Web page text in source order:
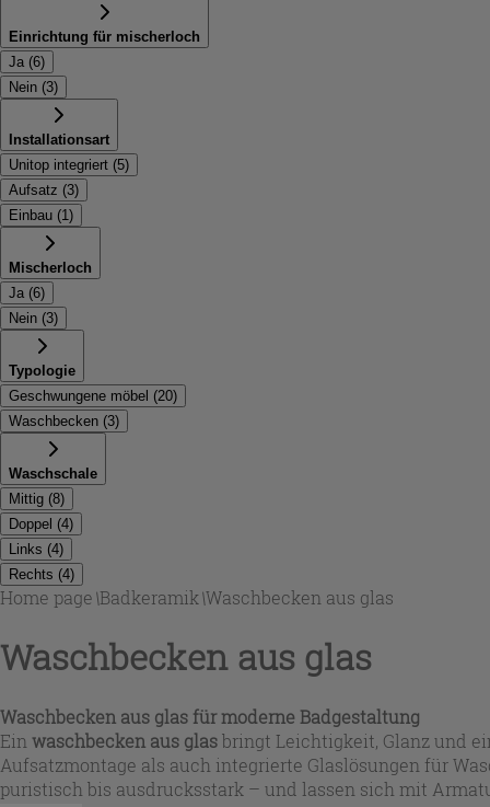
Einrichtung für mischerloch
Ja (6)
Nein (3)
Installationsart
Unitop integriert (5)
Aufsatz (3)
Einbau (1)
Mischerloch
Ja (6)
Nein (3)
Typologie
Geschwungene möbel (20)
Waschbecken (3)
Waschschale
Mittig (8)
Doppel (4)
Links (4)
Rechts (4)
Home page\Badkeramik\Waschbecken aus glas
Waschbecken aus glas
Waschbecken aus glas für moderne Badgestaltung
Ein waschbecken aus glasbringt Leichtigkeit, Glanz und
Aufsatzmontage als auch integrierte Glaslösungen für
puristisch bis ausdrucksstark – und lassen sich mit